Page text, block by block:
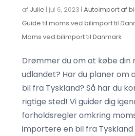
af Julie | jul 6, 2023 | Autoimport af
Guide til moms ved bilimport til
Moms ved bilimport til Danmark
Drømmer du om at købe
udlandet? Har du planer om
bil fra Tyskland? Så har du
rigtige sted! Vi guider dig
forholdsregler omkring
importere en bil fra Tyskland